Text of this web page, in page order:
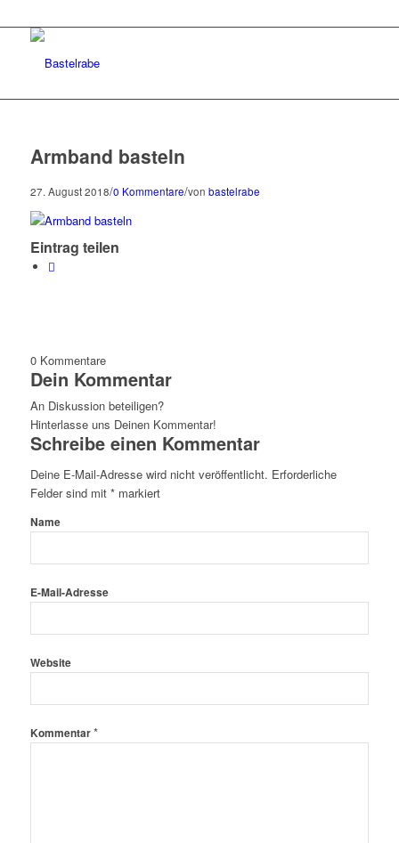
Armband basteln
27. August 2018/0 Kommentare/von bastelrabe
Eintrag teilen
0 Kommentare
Dein Kommentar
An Diskussion beteiligen?
Hinterlasse uns Deinen Kommentar!
Schreibe einen Kommentar
Deine E-Mail-Adresse wird nicht veröffentlicht. Erforderliche
Felder sind mit *markiert
Name
E-Mail-Adresse
Website
Kommentar*